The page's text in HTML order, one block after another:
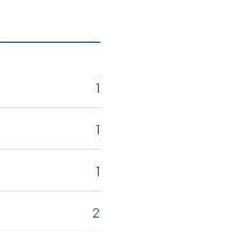
1
1
1
2